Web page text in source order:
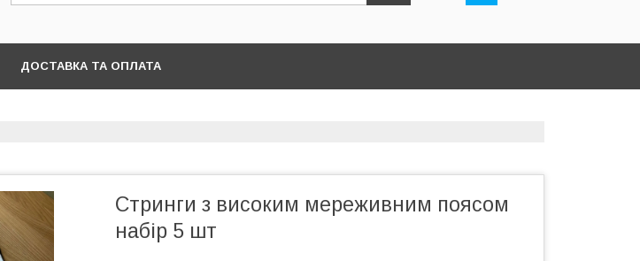
ДОСТАВКА ТА ОПЛАТА
Стринги з високим мереживним поясом
набір 5 шт